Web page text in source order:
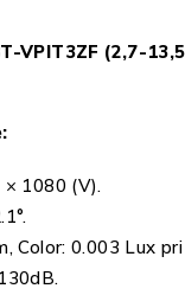
VPIT3ZF (2,7-
1080 (V).
Color: 0.003 Lux